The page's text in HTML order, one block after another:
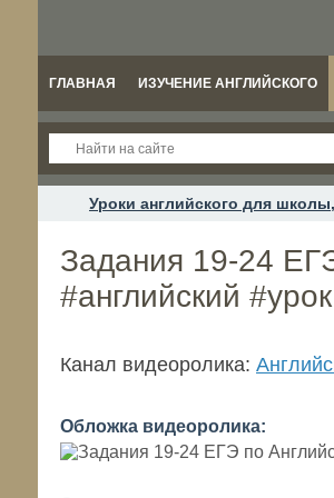
ГЛАВНАЯ ИЗУЧЕНИЕ АНГЛИЙСКОГО
Уроки английского для
Задания 19-24
#английский
Канал видеоролика:
Обложка видеоролика: